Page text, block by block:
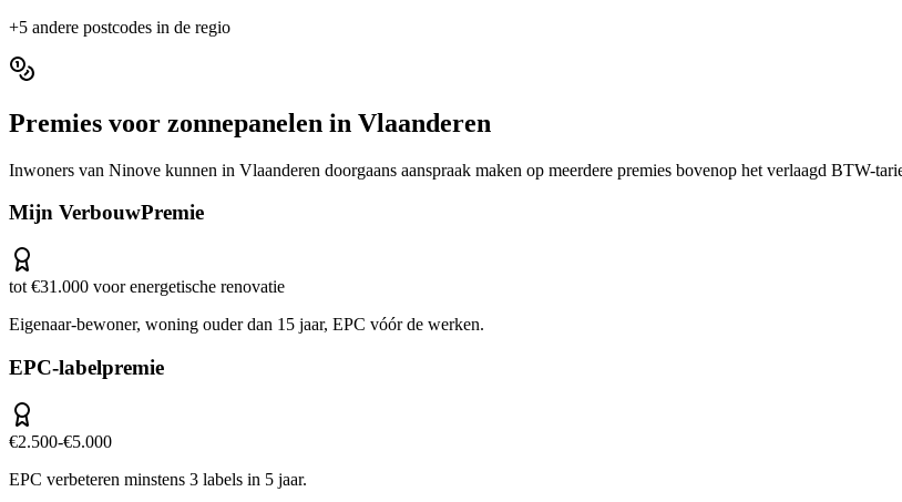
+5 andere postcodes in de regio
Premies voor zonnepanelen in Vlaanderen
Inwoners van Ninove kunnen in Vlaanderen doorgaans aanspraak maken op meerdere premies bovenop het verlaagd BTW-
Mijn VerbouwPremie
tot €31.000 voor energetische renovatie
Eigenaar-bewoner, woning ouder dan 15 jaar, EPC vóór de werken.
EPC-labelpremie
€2.500-€5.000
EPC verbeteren minstens 3 labels in 5 jaar.